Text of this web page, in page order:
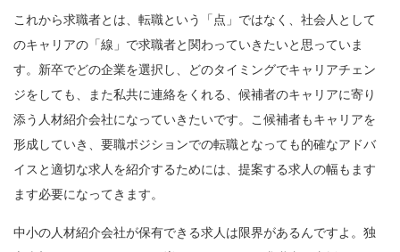
これから求職者とは、転職という「点」ではなく、社会人として
のキャリアの「線」で求職者と関わっていきたいと思っていま
す。新卒でどの企業を選択し、どのタイミングでキャリアチェン
ジをしても、また私共に連絡をくれる、候補者のキャリアに寄り
添う人材紹介会社になっていきたいです。こ候補者もキャリアを
形成していき、要職ポジションでの転職となっても的確なアドバ
イスと適切な求人を紹介するためには、提案する求人の幅もます
ます必要になってきます。
中小の人材紹介会社が保有できる求人は限界があるんですよ。独